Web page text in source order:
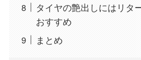
タイヤの艶出しにはリタ
おすすめ
まとめ